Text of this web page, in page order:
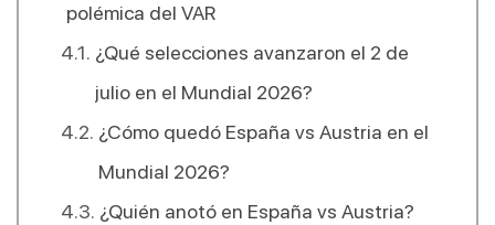
polémica del VAR
¿Qué selecciones avanzaron el 2 de
julio en el Mundial 2026?
¿Cómo quedó España vs Austria en el
Mundial 2026?
¿Quién anotó en España vs Austria?